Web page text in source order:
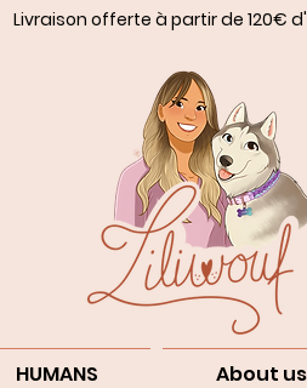
Livraison offerte à partir de 120€
HUMANS About us